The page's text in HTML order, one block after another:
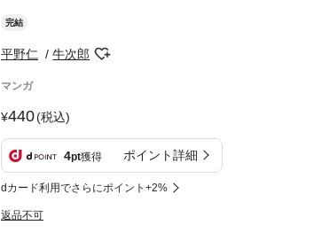
完結
平野仁 牛次郎
マンガ
440(税込)
4pt獲得 ポイント詳細
dカード利用でさらにポイント+2%
返品不可